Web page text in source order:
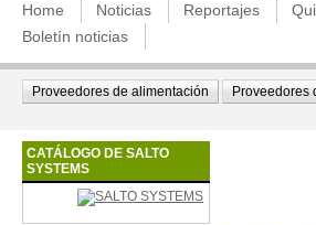
Home Noticias Reportajes
Boletín noticias
Proveedores de alimentación Proveedores
CATÁLOGO DE SALTO
SYSTEMS